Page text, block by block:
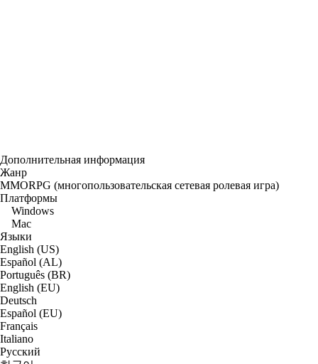
Дополнительная информация
Жанр
MMORPG (многопользовательская сетевая ролевая игра)
Платформы
Windows
Mac
Языки
English (US)
Español (AL)
Português (BR)
English (EU)
Deutsch
Español (EU)
Français
Italiano
Русский